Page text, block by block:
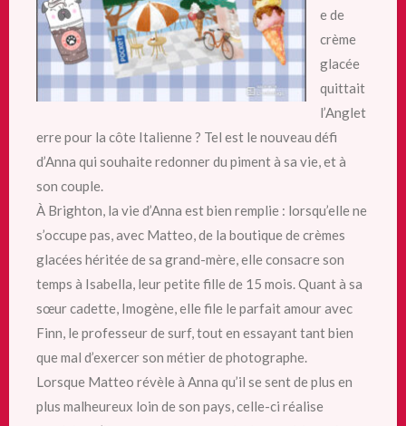
e de
crème
glacée
quittait
l’Anglet
erre pour la côte Italienne ? Tel est le nouveau défi
d’Anna qui souhaite redonner du piment à sa vie, et à
son couple.
À Brighton, la vie d’Anna est bien remplie : lorsqu’elle ne
s’occupe pas, avec Matteo, de la boutique de crèmes
glacées héritée de sa grand-mère, elle consacre son
temps à Isabella, leur petite fille de 15 mois. Quant à sa
sœur cadette, Imogène, elle file le parfait amour avec
Finn, le professeur de surf, tout en essayant tant bien
que mal d’exercer son métier de photographe.
Lorsque Matteo révèle à Anna qu’il se sent de plus en
plus malheureux loin de son pays, celle-ci réalise